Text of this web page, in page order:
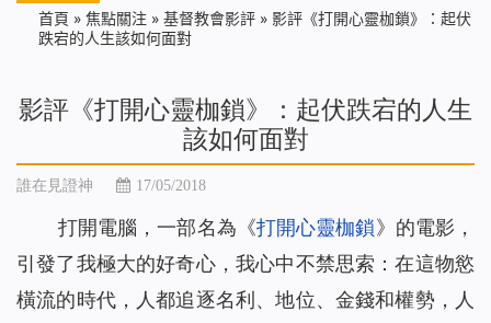
首頁 » 焦點關注 » 基督教會影評 » 影評《打開心靈枷鎖》：起伏
跌宕的人生該如何面對
影評《打開心靈枷鎖》：起伏跌宕的人生
該如何面對
誰在見證神 17/05/2018
打開電腦，一部名為《打開心靈枷鎖》的電影，
引發了我極大的好奇心，我心中不禁思索：在這物慾
橫流的時代，人都追逐名利、地位、金錢和權勢，人